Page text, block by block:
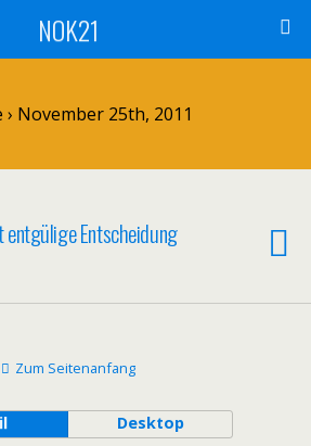
NOK21
› November 25th, 2011
Entscheidung
Zum Seitenanfang
Desktop